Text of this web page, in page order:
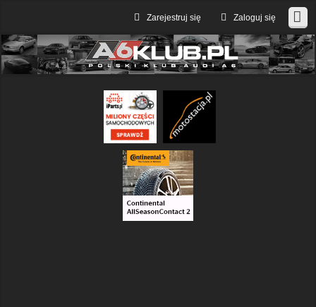
Zaloguj się
Zarejestruj się